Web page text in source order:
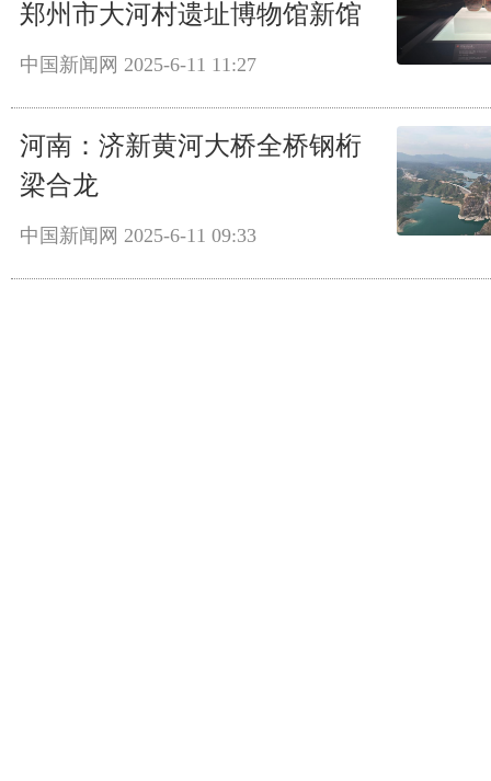
郑州市大河村遗址博物馆新馆
中国新闻网 2025-6-11 11:27
河南：济新黄河大桥全桥钢桁
梁合龙
中国新闻网 2025-6-11 09:33